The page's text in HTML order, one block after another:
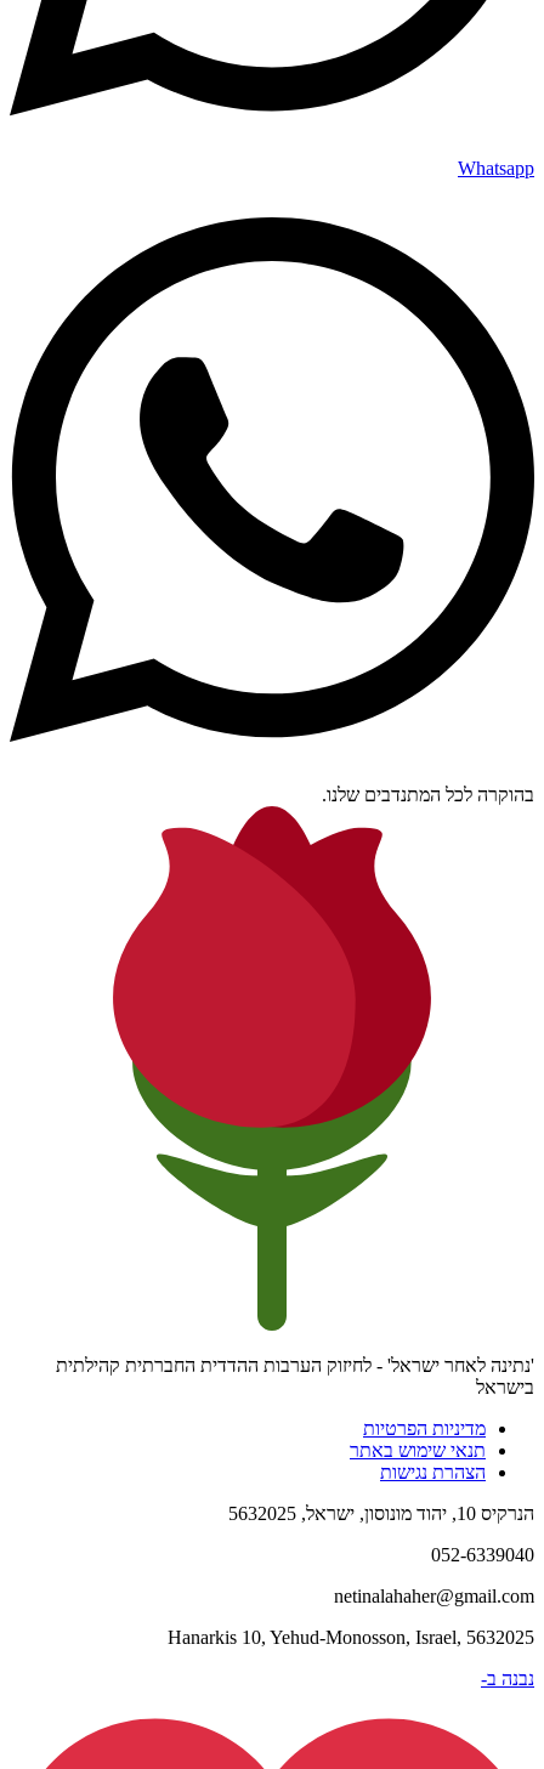
Whatsapp
בהוקרה לכל המתנדבים שלנו.
'נתינה לאחר ישראל' - לחיזוק הערבות ההדדית החברתית קהילתית
בישראל
מדיניות הפרטיות
תנאי שימוש באתר
הצהרת נגישות
הנרקיס 10, יהוד מונוסון, ישראל, 5632025
052-6339040​
netinalahaher@gmail.com​
Hanarkis 10, Yehud-Monosson, Israel, 5632025
נבנה ב-